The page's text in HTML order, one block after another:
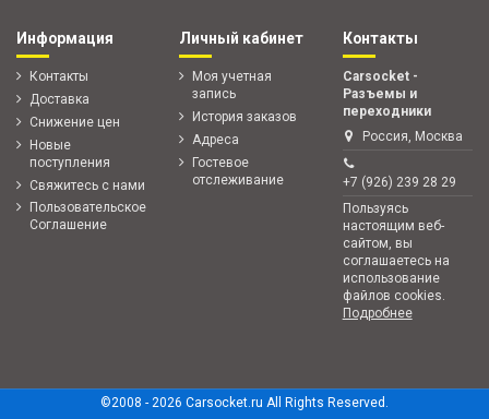
Информация
Контакты
Доставка
Снижение цен
Новые
поступления
Свяжитесь с нами
Пользовательское
Соглашение
Личный кабинет
Моя учетная
запись
История заказов
Адреса
Гостевое
отслеживание
Контакты
Carsocket -
Разъемы и
переходники
Россия, Москва
+7 (926) 239 28 29
Пользуясь
настоящим веб-
сайтом, вы
соглашаетесь на
использование
файлов cookies.
Подробнее
©2008 - 2026 Carsocket.ru All Rights Reserved.